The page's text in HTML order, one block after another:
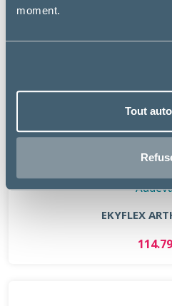
moment.
Tout
EKYFLEX